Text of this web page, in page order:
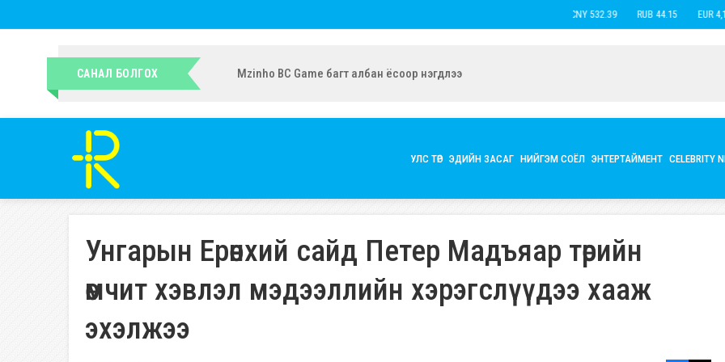
USD 3,593.93 CNY 532.39 RUB
САНАЛ БОЛГОХ УИХ-ын гишүүн Ч.Ундрамын экс нөхөр Б.Наранцацралт найзтай нь ханилан, бүл нэмжээ
УЛС ТӨР ЭДИЙН ЗАСАГ НИЙГЭМ СОЁЛ ЭНТЕРТАЙМЕНТ CELEBRITY
Унгарын Ерөнхий сайд Петер Мадъяар төрийн
өмчит хэвлэл мэдээллийн хэрэгслүүдээ хааж
эхэлжээ